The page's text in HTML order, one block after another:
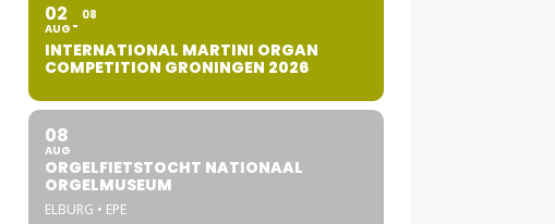
02
AUG
08
INTERNATIONAL MARTINI ORGAN
COMPETITION GRONINGEN 2026
08
AUG
ORGELFIETSTOCHT NATIONAAL
ORGELMUSEUM
ELBURG • EPE